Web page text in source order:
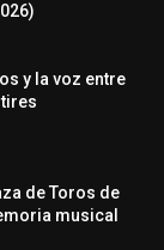
y la voz entre
de Toros de
musical